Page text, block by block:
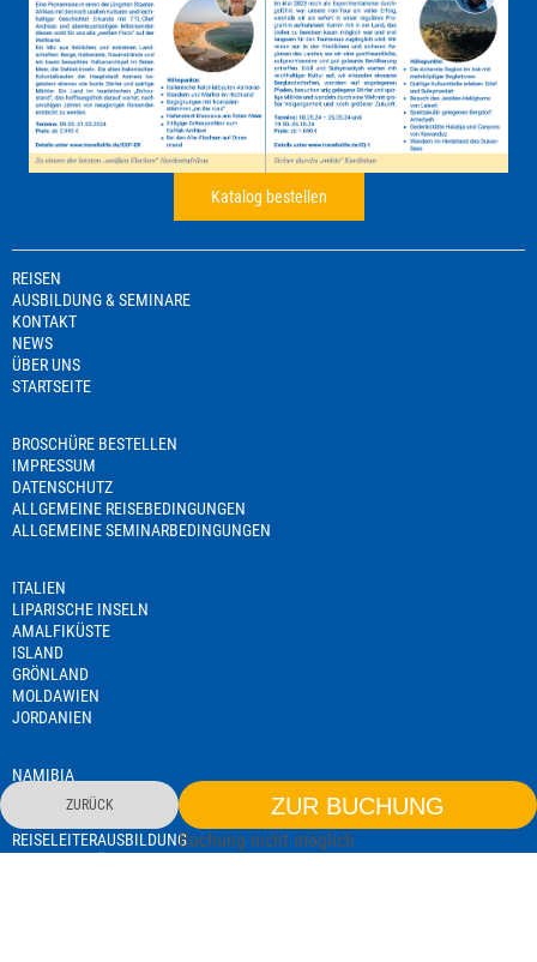
ZURÜCK ZUR BUCHUNG
Buchung nicht möglich
Katalog bestellen
REISEN
AUSBILDUNG & SEMINARE
KONTAKT
NEWS
ÜBER UNS
STARTSEITE
BROSCHÜRE BESTELLEN
IMPRESSUM
DATENSCHUTZ
ALLGEMEINE REISEBEDINGUNGEN
ALLGEMEINE SEMINARBEDINGUNGEN
ITALIEN
LIPARISCHE INSELN
AMALFIKÜSTE
ISLAND
GRÖNLAND
MOLDAWIEN
JORDANIEN
NAMIBIA
TANSANIA
REISELEITERAUSBILDUNG